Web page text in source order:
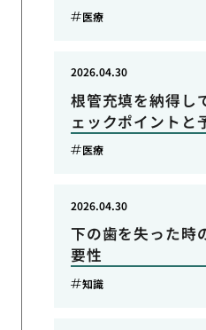
医療
根管充填を納得し
ェックポイントと
2026.04.30
医療
下の歯を失った時
要性
2026.04.30
知識